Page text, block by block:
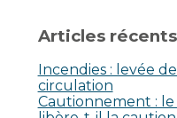
Articles récents
Incendies : levée
circulation
Cautionnement :